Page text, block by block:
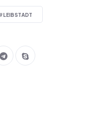
LEIBSTADT